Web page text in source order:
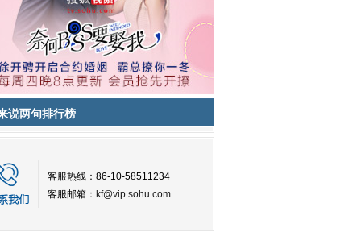
说两句排行榜
客服热线：86-10-58511234
客服邮箱： kf@vip.sohu.com